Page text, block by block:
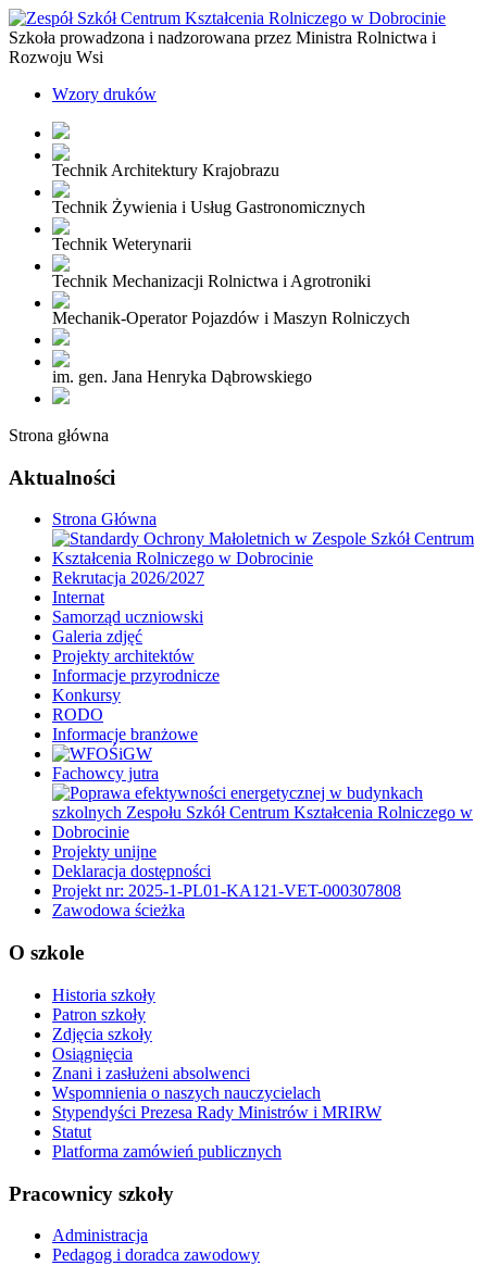
Szkoła prowadzona i nadzorowana przez Ministra Rolnictwa i
Rozwoju Wsi
Wzory druków
Technik Architektury Krajobrazu
Technik Żywienia i Usług Gastronomicznych
Technik Weterynarii
Technik Mechanizacji Rolnictwa i Agrotroniki
Mechanik-Operator Pojazdów i Maszyn Rolniczych
im. gen. Jana Henryka Dąbrowskiego
Strona główna
Aktualności
Strona Główna
Rekrutacja 2026/2027
Internat
Samorząd uczniowski
Galeria zdjęć
Projekty architektów
Informacje przyrodnicze
Konkursy
RODO
Informacje branżowe
Fachowcy jutra
Projekty unijne
Deklaracja dostępności
Projekt nr: 2025-1-PL01-KA121-VET-000307808
Zawodowa ścieżka
O szkole
Historia szkoły
Patron szkoły
Zdjęcia szkoły
Osiągnięcia
Znani i zasłużeni absolwenci
Wspomnienia o naszych nauczycielach
Stypendyści Prezesa Rady Ministrów i MRIRW
Statut
Platforma zamówień publicznych
Pracownicy szkoły
Administracja
Pedagog i doradca zawodowy